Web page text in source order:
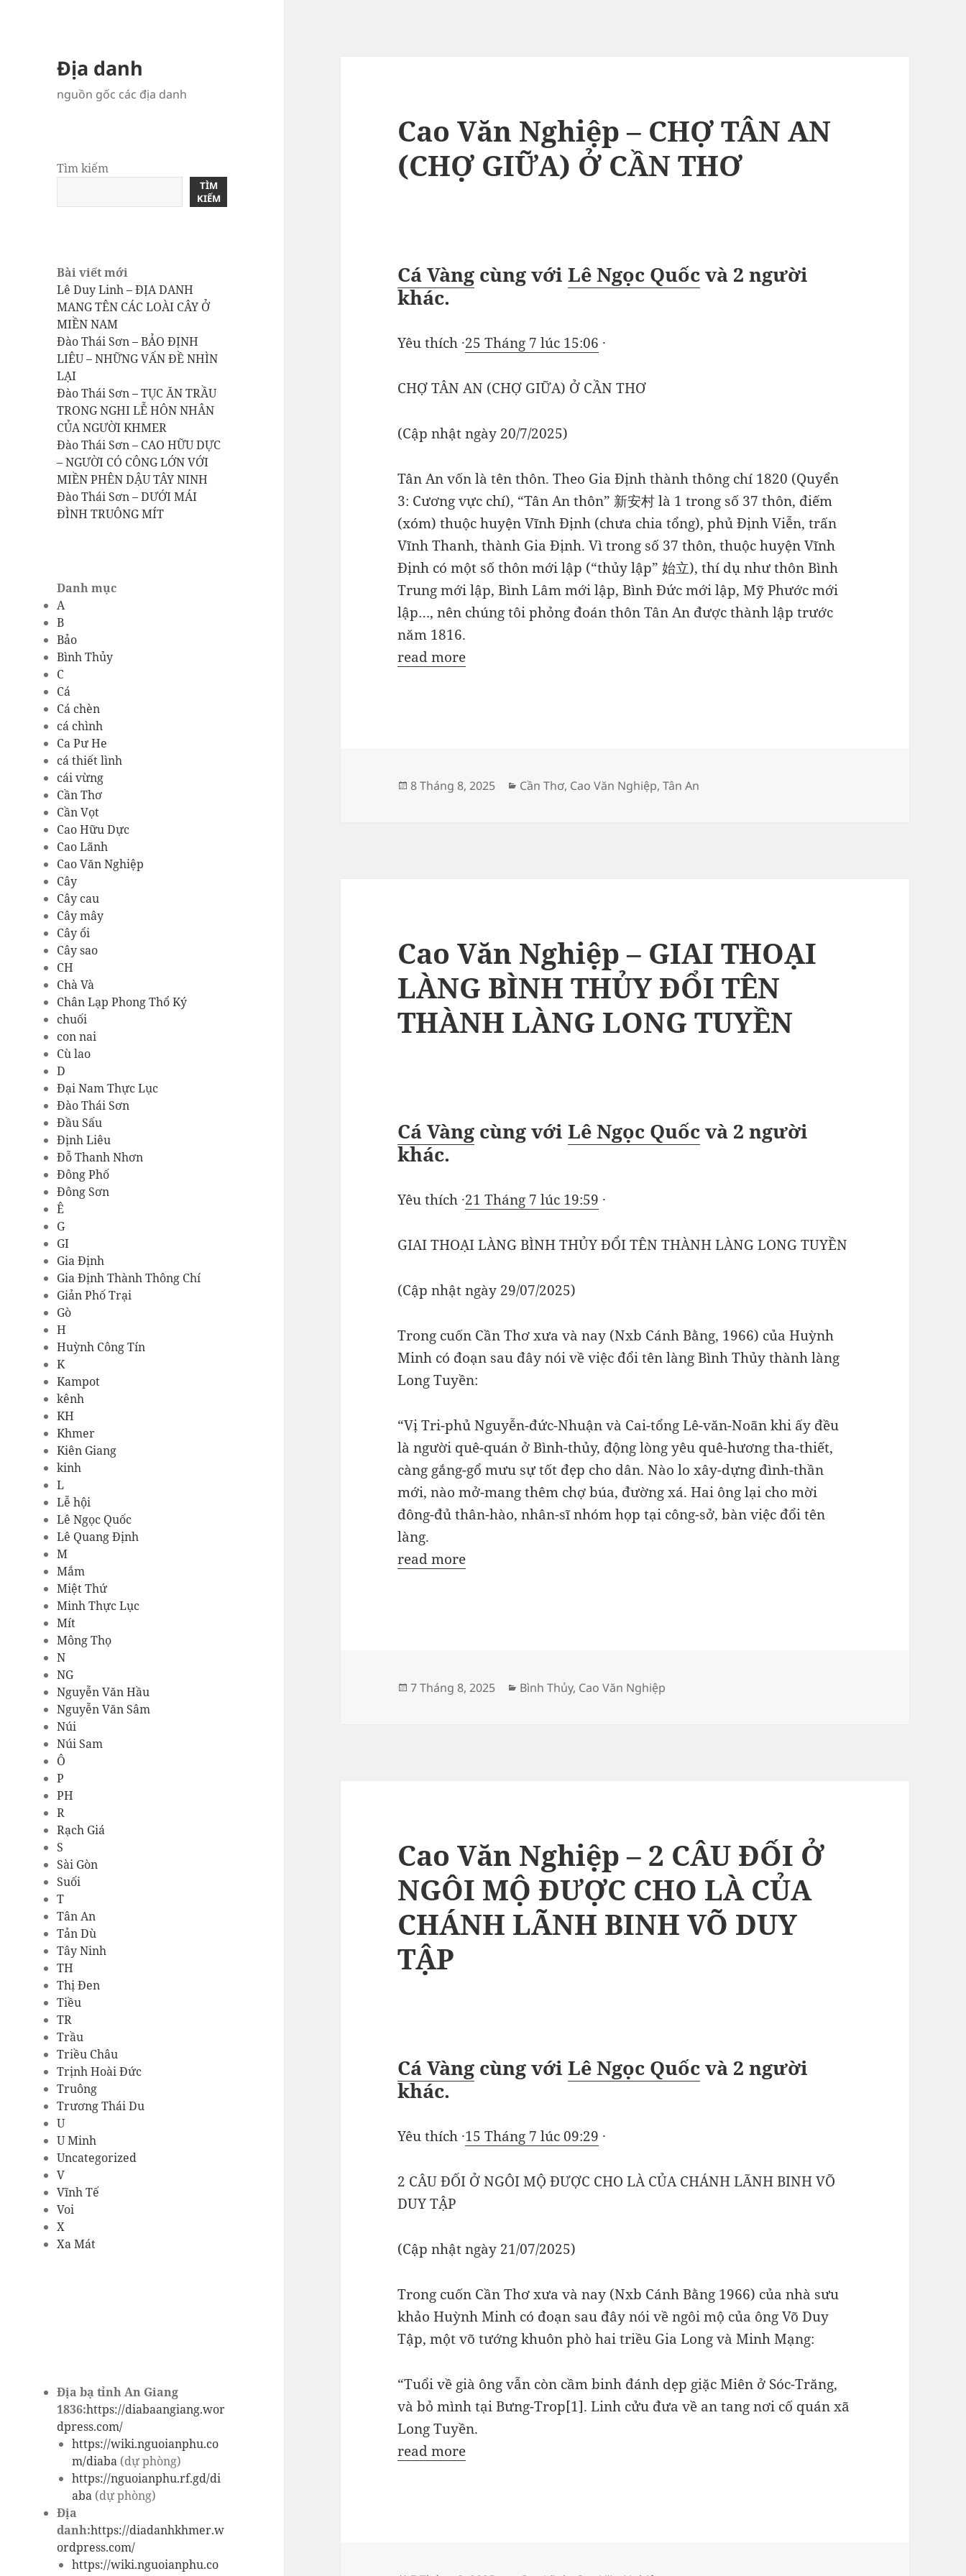
Địa danh
nguồn gốc các địa danh
Tìm kiếm
TÌM
KIẾM
Bài viết mới
Lê Duy Linh – ĐỊA DANH
MANG TÊN CÁC LOÀI CÂY Ở
MIỀN NAM
Đào Thái Sơn – BẢO ĐỊNH
LIÊU – NHỮNG VẤN ĐỀ NHÌN
LẠI
Đào Thái Sơn – TỤC ĂN TRẦU
TRONG NGHI LỄ HÔN NHÂN
CỦA NGƯỜI KHMER
Đào Thái Sơn – CAO HỮU DỰC
– NGƯỜI CÓ CÔNG LỚN VỚI
MIỀN PHÊN DẬU TÂY NINH
Đào Thái Sơn – DƯỚI MÁI
ĐÌNH TRUÔNG MÍT
Danh mục
A
B
Bảo
Bình Thủy
C
Cá
Cá chèn
cá chình
Ca Pư He
cá thiết lình
cái vừng
Cần Thơ
Cần Vọt
Cao Hữu Dực
Cao Lãnh
Cao Văn Nghiệp
Cây
Cây cau
Cây mây
Cây ổi
Cây sao
CH
Chà Và
Chân Lạp Phong Thổ Ký
chuối
con nai
Cù lao
D
Đại Nam Thực Lục
Đào Thái Sơn
Đầu Sấu
Định Liêu
Đỗ Thanh Nhơn
Đông Phố
Đông Sơn
Ê
G
GI
Gia Định
Gia Định Thành Thông Chí
Giản Phố Trại
Gò
H
Huỳnh Công Tín
K
Kampot
kênh
KH
Khmer
Kiên Giang
kinh
L
Lễ hội
Lê Ngọc Quốc
Lê Quang Định
M
Mắm
Miệt Thứ
Minh Thực Lục
Mít
Mông Thọ
N
NG
Nguyễn Văn Hầu
Nguyễn Văn Sâm
Núi
Núi Sam
Ô
P
PH
R
Rạch Giá
S
Sài Gòn
Suối
T
Tân An
Tản Dù
Tây Ninh
TH
Thị Đen
Tiều
TR
Trầu
Triều Châu
Trịnh Hoài Đức
Truông
Trương Thái Du
U
U Minh
Uncategorized
V
Vĩnh Tế
Voi
X
Xa Mát
Địa bạ tỉnh An Giang
1836:https://diabaangiang.wor
dpress.com/
https://wiki.nguoianphu.co
m/diaba (dự phòng)
https://nguoianphu.rf.gd/di
aba (dự phòng)
Địa
danh:https://diadanhkhmer.w
ordpress.com/
https://wiki.nguoianphu.co
Cao Văn Nghiệp – CHỢ TÂN AN
(CHỢ GIỮA) Ở CẦN THƠ
Cá Vàng cùng vớiLê Ngọc Quốcvà 2 người
khác.
Yêu thích ·25 Tháng 7 lúc 15:06 ·
CHỢ TÂN AN (CHỢ GIỮA) Ở CẦN THƠ
(Cập nhật ngày 20/7/2025)
Tân An vốn là tên thôn. Theo Gia Định thành thông chí 1820 (Quyển
3: Cương vực chí), “Tân An thôn” 新安村 là 1 trong số 37 thôn, điếm
(xóm) thuộc huyện Vĩnh Định (chưa chia tổng), phủ Định Viễn, trấn
Vĩnh Thanh, thành Gia Định. Vì trong số 37 thôn, thuộc huyện Vĩnh
Định có một số thôn mới lập (“thủy lập” 始立), thí dụ như thôn Bình
Trung mới lập, Bình Lâm mới lập, Bình Đức mới lập, Mỹ Phước mới
lập…, nên chúng tôi phỏng đoán thôn Tân An được thành lập trước
năm 1816.
read more
Đăng
8 Tháng 8, 2025
Danh
Cần Thơ, Cao Văn Nghiệp,Tân An
Cao Văn Nghiệp – GIAI THOẠI
LÀNG BÌNH THỦY ĐỔI TÊN
THÀNH LÀNG LONG TUYỀN
Cá Vàng cùng vớiLê Ngọc Quốcvà 2 người
khác.
Yêu thích ·21 Tháng 7 lúc 19:59 ·
GIAI THOẠI LÀNG BÌNH THỦY ĐỔI TÊN THÀNH LÀNG LONG TUYỀN
(Cập nhật ngày 29/07/2025)
Trong cuốn Cần Thơ xưa và nay (Nxb Cánh Bằng, 1966) của Huỳnh
Minh có đoạn sau đây nói về việc đổi tên làng Bình Thủy thành làng
Long Tuyền:
“Vị Tri-phủ Nguyễn-đức-Nhuận và Cai-tổng Lê-văn-Noãn khi ấy đều
là người quê-quán ở Bình-thủy, động lòng yêu quê-hương tha-thiết,
càng gắng-gổ mưu sự tốt đẹp cho dân. Nào lo xây-dựng đình-thần
mới, nào mở-mang thêm chợ búa, đường xá. Hai ông lại cho mời
đông-đủ thân-hào, nhân-sĩ nhóm họp tại công-sở, bàn việc đổi tên
làng.
read more
Đăng
7 Tháng 8, 2025
Danh
Bình Thủy, Cao Văn Nghiệp
Cao Văn Nghiệp – 2 CÂU ĐỐI Ở
NGÔI MỘ ĐƯỢC CHO LÀ CỦA
CHÁNH LÃNH BINH VÕ DUY
TẬP
Cá Vàng cùng vớiLê Ngọc Quốcvà 2 người
khác.
Yêu thích ·15 Tháng 7 lúc 09:29 ·
2 CÂU ĐỐI Ở NGÔI MỘ ĐƯỢC CHO LÀ CỦA CHÁNH LÃNH BINH VÕ
DUY TẬP
(Cập nhật ngày 21/07/2025)
Trong cuốn Cần Thơ xưa và nay (Nxb Cánh Bằng 1966) của nhà sưu
khảo Huỳnh Minh có đoạn sau đây nói về ngôi mộ của ông Võ Duy
Tập, một võ tướng khuôn phò hai triều Gia Long và Minh Mạng:
“Tuổi về già ông vẫn còn cầm binh đánh dẹp giặc Miên ở Sóc-Trăng,
và bỏ mình tại Bưng-Trop[1]. Linh cửu đưa về an tang nơi cố quán xã
Long Tuyền.
read more